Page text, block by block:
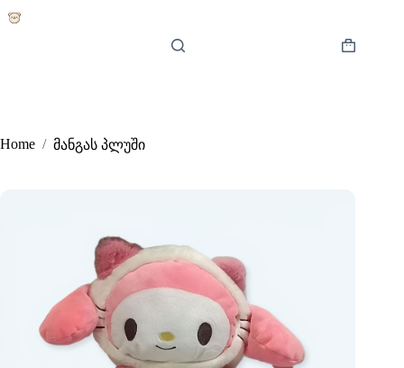
to
Shopping
Home / მანგას პლუში